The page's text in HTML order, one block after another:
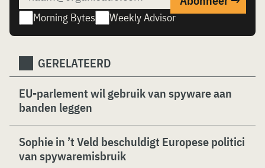
Morning Bytes Weekly Advisor
GERELATEERD
EU-parlement wil gebruik van spyware aan
banden leggen
Sophie in ’t Veld beschuldigt Europese politici
van spywaremisbruik